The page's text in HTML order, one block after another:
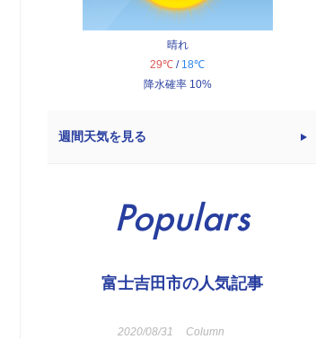
晴れ
29℃ / 18℃
降水確率 10%
週間天気を見る
Populars
富士吉田市の人気記事
2020/08/31 Column